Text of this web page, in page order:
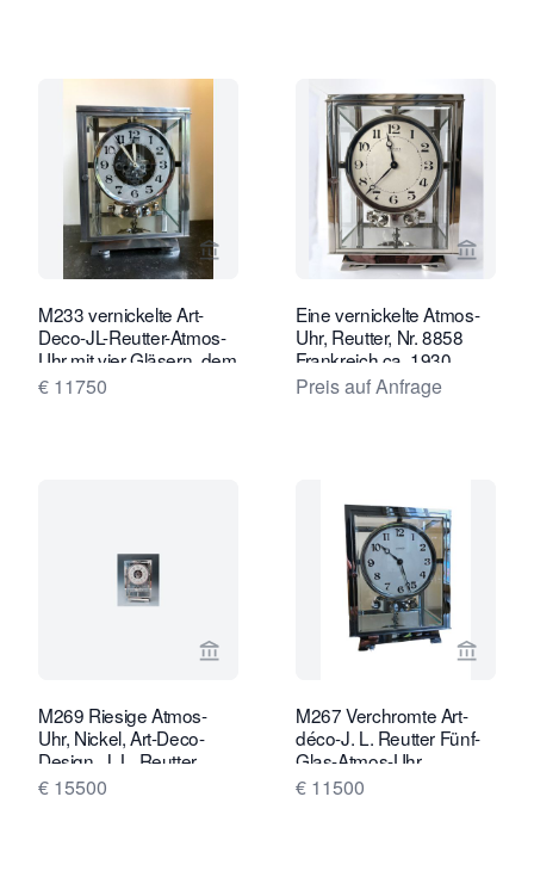
Verkaeuferseite von Van Brug
M233 vernickelte Art-
Deco-JL-Reutter-Atmos-
Uhr mit vier Gläsern, dem
großen vernickelten vier
€ 11750
Eine vernickelte Atmos-
Uhr, Reutter, Nr. 8858
Frankreich ca. 1930.
Preis auf Anfrage
Verkaeuferseite von Van Brug
M269 Riesige Atmos-
Uhr, Nickel, Art-Deco-
Design, J. L. Reutter,
nummeriert 6179,
€ 15500
M267 Verchromte Art-
déco-J. L. Reutter Fünf-
Glas-Atmos-Uhr
€ 11500